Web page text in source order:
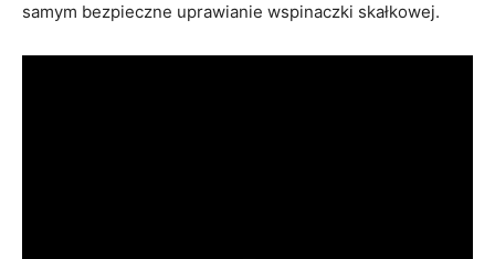
samym bezpieczne uprawianie wspinaczki skałkowej.